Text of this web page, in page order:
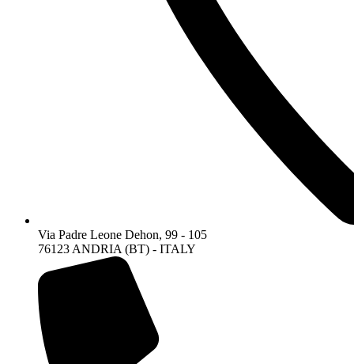
Via Padre Leone Dehon, 99 - 105
76123 ANDRIA (BT) - ITALY